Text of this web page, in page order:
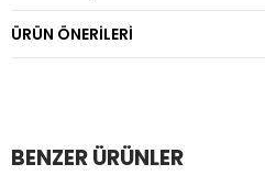
ÜRÜN ÖNERILERI
BENZER ÜRÜNLER